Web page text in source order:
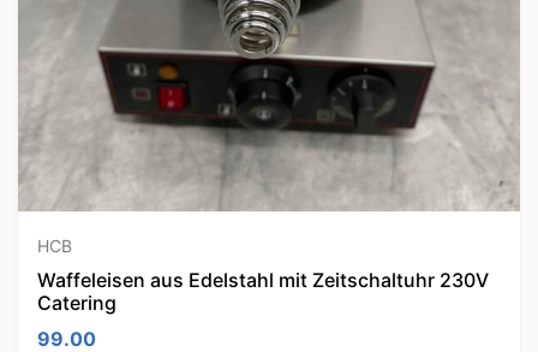
HCB
Waffeleisen aus Edelstahl mit Zeitschaltuhr 230V
Catering
99.00